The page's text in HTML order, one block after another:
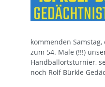
kommenden
zum 54. Male (!!!)
Handballortsturnier,
noch Rolf Bürkle